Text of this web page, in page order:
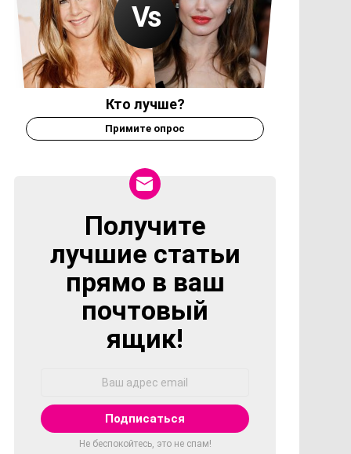
Кто лучше?
Примите опрос
NEWSLETTER
Получите
лучшие статьи
прямо в ваш
почтовый
ящик!
Не беспокойтесь, это не спам!